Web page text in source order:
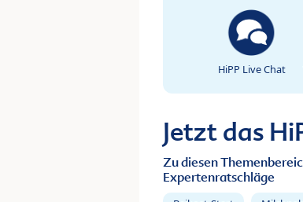
HiPP Live Chat
Jetzt das
Zu diesen
Expertenratschläge